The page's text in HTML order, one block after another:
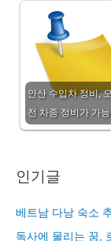
안산 수입차 정비,
전 차종 정비가 가
인기글
베트남 다낭 숙소
독사에 물리는 꿈,